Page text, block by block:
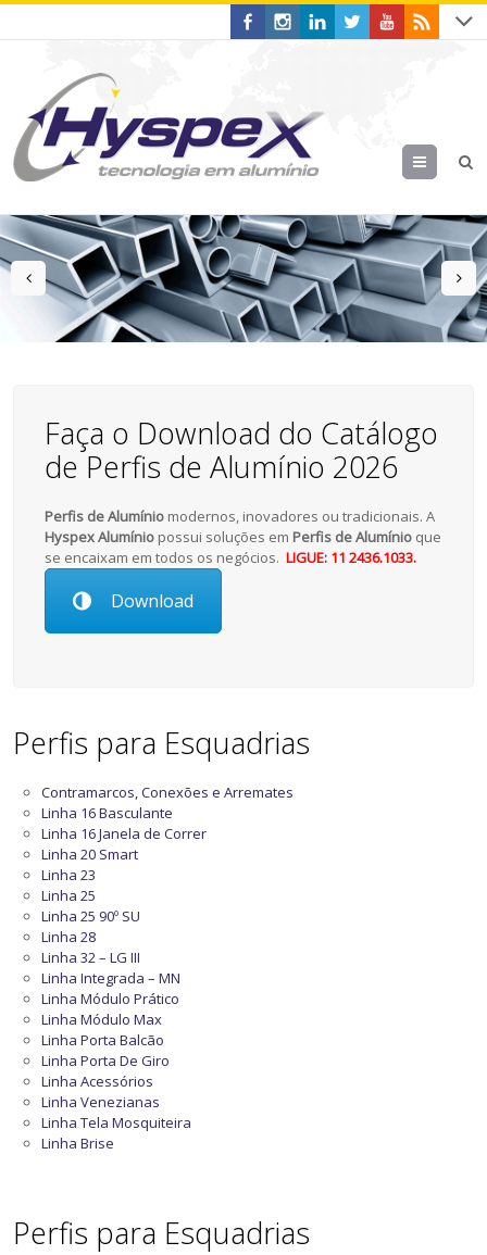
Menu
prev
Faça o Download do Catálogo
de Perfis de Alumínio 2026
Perfis de Alumínio modernos, inovadores ou tradicionais. A
Hyspex Alumínio possui soluções em Perfis de Alumínio que
se encaixam em todos os negócios.LIGUE: 11 2436.1033.
Download
Perfis para Esquadrias
Contramarcos, Conexões e Arremates
Linha 16 Basculante
Linha 16 Janela de Correr
Linha 20 Smart
Linha 23
Linha 25
Linha 25 90º SU
Linha 28
Linha 32 – LG III
Linha Integrada – MN
Linha Módulo Prático
Linha Módulo Max
Linha Porta Balcão
Linha Porta De Giro
Linha Acessórios
Linha Venezianas
Linha Tela Mosquiteira
Linha Brise
Perfis para Esquadrias